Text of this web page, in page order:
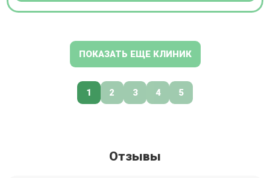
ПОКАЗАТЬ ЕЩЕ КЛИНИК
1 2 3 4 5
Отзывы